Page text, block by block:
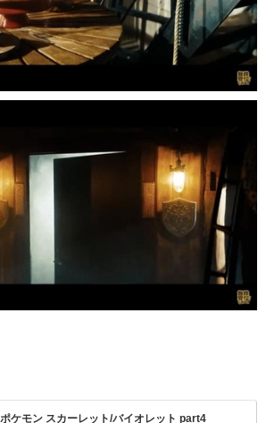
ポケモン スカーレット/バイオレット part4